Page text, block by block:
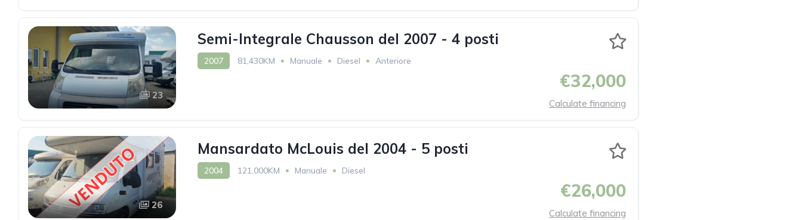
23
Semi-Integrale Chausson del 2007 - 4 posti
2007 81,430KM Manuale Diesel Anteriore
€32,000
Calculate financing
26
Mansardato McLouis del 2004 - 5 posti
2004 121,000KM Manuale Diesel
€26,000
Calculate financing